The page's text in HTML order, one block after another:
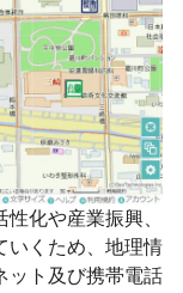
化や産業振興、
いくため、地理情
ット及び携帯電話